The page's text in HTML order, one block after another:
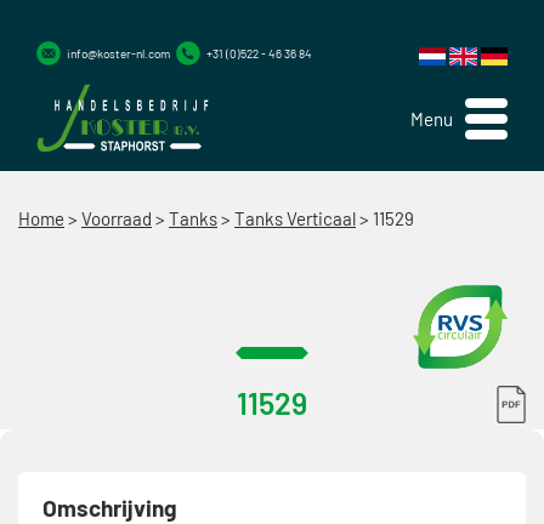
Menu
info@koster-nl.com +31 (0)522 - 46 36 84
Home > Voorraad > Tanks> Tanks Verticaal> 11529
11529
Omschrijving